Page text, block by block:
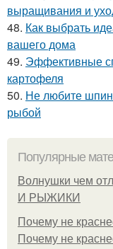
выращивания и
48. Как выбрать
вашего дома
49. Эффективные
картофеля
50. Не любите
рыбой
Популярные
Волнушки чем
И РЫЖИКИ
Почему не
Почему не